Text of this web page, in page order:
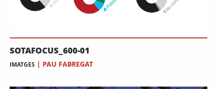
SOTAFOCUS_600-01
IMATGES | PAU FABREGAT